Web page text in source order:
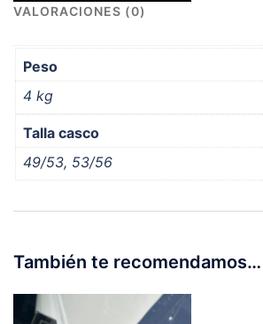
VALORACIONES (0)
Peso
4 kg
Talla casco
49/53, 53/56
También te recomendamos…